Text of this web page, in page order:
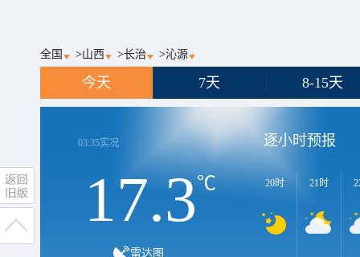
全国 >山西 >长治 >沁源
今天 7天 8-15天
03:35实况
17.3℃
雷达图
逐小时预报
20时 21时